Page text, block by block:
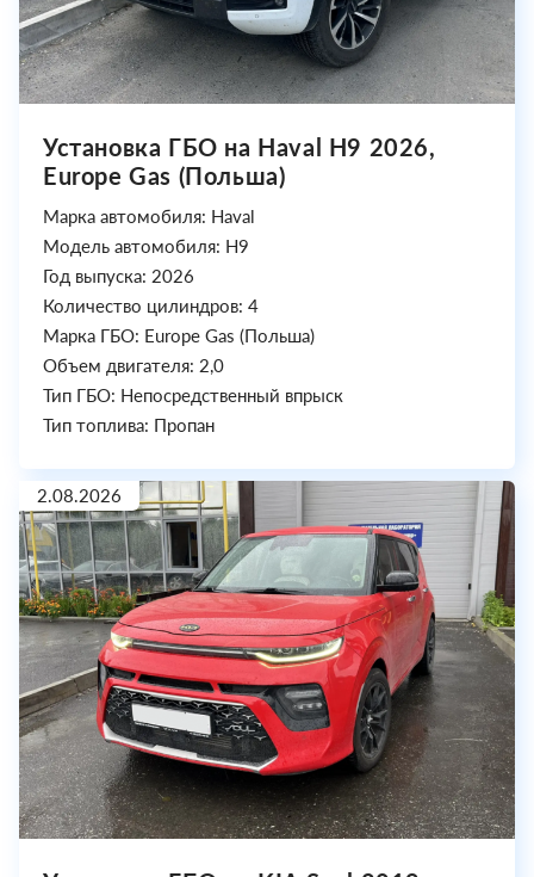
Установка ГБО на Haval H9 2026,
Europe Gas (Польша)
Марка автомобиля: Haval
Модель автомобиля: H9
Год выпуска: 2026
Количество цилиндров: 4
Марка ГБО: Europe Gas (Польша)
Объем двигателя: 2,0
Тип ГБО: Непосредственный впрыск
Тип топлива: Пропан
2.08.2026